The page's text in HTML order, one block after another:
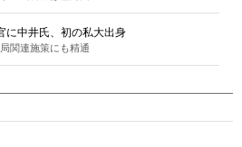
に中井氏、初の私大出身
関連施策にも精通